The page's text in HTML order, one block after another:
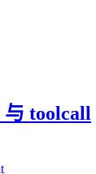
与 toolcall